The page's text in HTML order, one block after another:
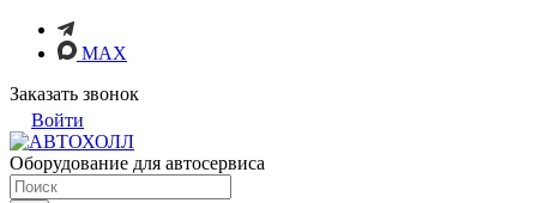
MAX
Заказать звонок
Войти
Оборудование для автосервиса